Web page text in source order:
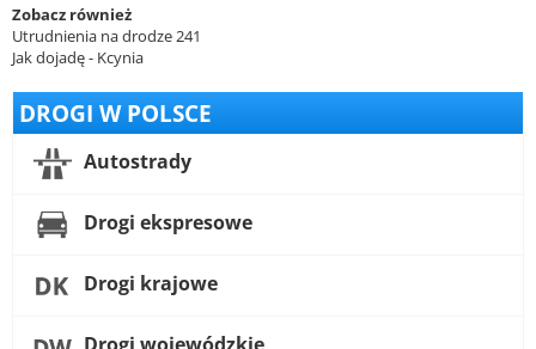
Zobacz również
Utrudnienia na drodze 241
Jak dojadę - Kcynia
DROGI W POLSCE
Autostrady
Drogi ekspresowe
Drogi krajowe